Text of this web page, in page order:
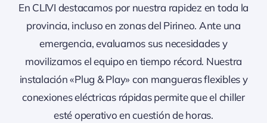
En CLIVI destacamos por nuestra rapidez en toda la
provincia, incluso en zonas del Pirineo. Ante una
emergencia, evaluamos sus necesidades y
movilizamos el equipo en tiempo récord. Nuestra
instalación «Plug & Play» con mangueras flexibles y
conexiones eléctricas rápidas permite que el chiller
esté operativo en cuestión de horas.